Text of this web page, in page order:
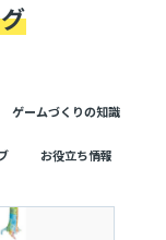
ゲームづくりの知識
お役立ち情報